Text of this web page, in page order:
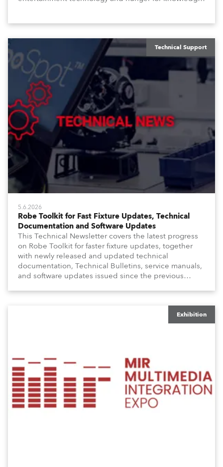
Technical Support
5.6.2026
Robe Toolkit for Fast Fixture Updates, Technical
Documentation and Software Updates
This Technical Newsletter covers the latest progress
on Robe Toolkit for faster fixture updates, together
with newly released and updated technical
documentation, Technical Bulletins, service manuals,
and software updates issued since the previous
Exhibition